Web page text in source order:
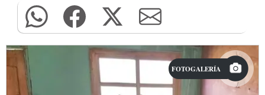
FOTOGALERÍA